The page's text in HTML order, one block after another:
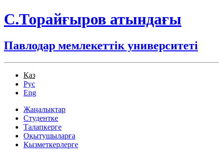
С.Торайғыров атындағы
Павлодар мемлекеттік университеті
Қаз
Рус
Eng
Жаңалықтар
Студентке
Талапкерге
Оқытушыларға
Қызметкерлерге